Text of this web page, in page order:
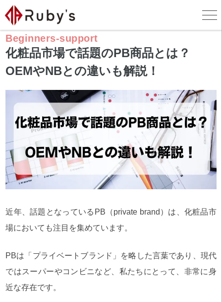
ホーム > お役立ちコラム >
Beginners-support
化粧品市場で話題のPB商品とは？
OEMやNBとの違いも解説！
近年、話題となっているPB（private brand）は、化粧品市
場においても注目を集めています。
PBは「プライベートブランド」を略した言葉であり、現代
ではスーパーやコンビニなど、私たちにとって、非常に身
近な存在です。